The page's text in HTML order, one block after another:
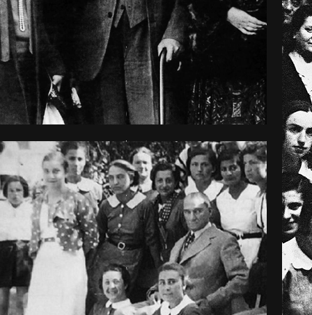
Seramik
Sanatçısı
Otomobil
Yarışçısı
Arkeolog
Mimar
Astronom
Kimyager